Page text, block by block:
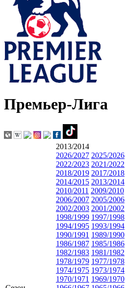
Премьер-Лига
2013/2014
2026/2027 2025/2026
2022/2023 2021/2022
2018/2019 2017/2018
2014/2015 2013/2014
2010/2011 2009/2010
2006/2007 2005/2006
2002/2003 2001/2002
1998/1999 1997/1998
1994/1995 1993/1994
1990/1991 1989/1990
1986/1987 1985/1986
1982/1983 1981/1982
1978/1979 1977/1978
1974/1975 1973/1974
1970/1971 1969/1970